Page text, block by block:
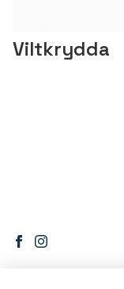
Viltkrydda